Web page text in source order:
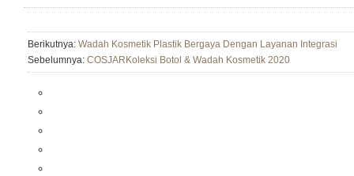
Berikutnya: Wadah Kosmetik Plastik Bergaya Dengan Layanan Integrasi
Sebelumnya: COSJARKoleksi Botol & Wadah Kosmetik 2020